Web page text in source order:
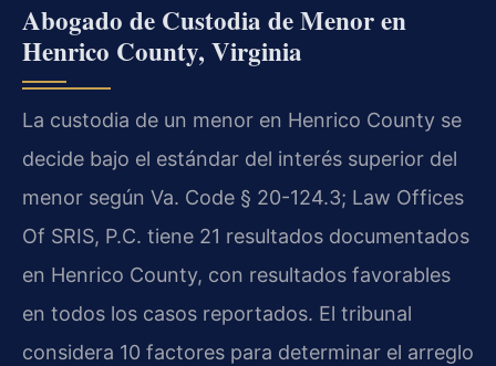
Abogado de Custodia de Menor en
Henrico County, Virginia
La custodia de un menor en Henrico County se
decide bajo el estándar del interés superior del
menor según Va. Code § 20-124.3; Law Offices
Of SRIS, P.C. tiene 21 resultados documentados
en Henrico County, con resultados favorables
en todos los casos reportados. El tribunal
considera 10 factores para determinar el arreglo